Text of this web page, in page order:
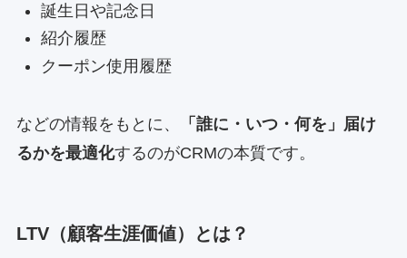
誕生日や記念日
紹介履歴
クーポン使用履歴
などの情報をもとに、
「誰に・いつ・何を」届け
るかを最適化するのがCRMの本質です。
LTV（顧客生涯価値）とは？